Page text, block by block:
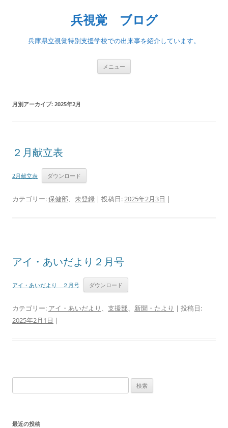
兵視覚 ブログ
兵庫県立視覚特別支援学校での出来事を紹介しています。
メニュー
月別アーカイブ: 2025年2月
２月献立表
2月献立表 ダウンロード
カテゴリー:保健部、 未登録 | 投稿日:2025年2月3日 |
アイ・あいだより２月号
アイ・あいだより ２月号 ダウンロード
カテゴリー: アイ・あいだより 、 支援部、 新聞・たより | 投稿日:
2025年2月1日 |
索:
最近の投稿